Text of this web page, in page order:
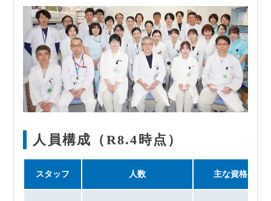
人員構成（R8.4時点）
スタッフ 人数 主な資格・認